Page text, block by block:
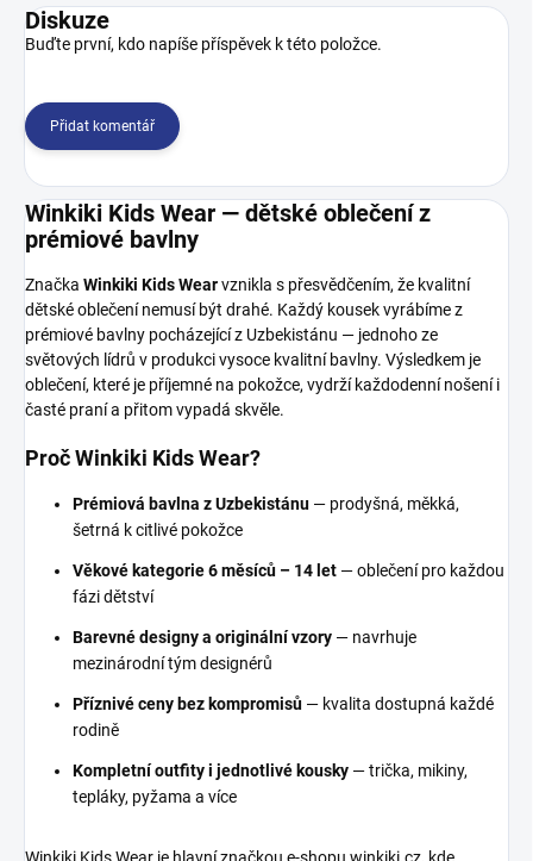
Diskuze
Buďte první, kdo napíše příspěvek k této položce.
Přidat komentář
Winkiki Kids Wear — dětské oblečení z
prémiové bavlny
Značka Winkiki Kids Wearvznikla s přesvědčením, že kvalitní
dětské oblečení nemusí být drahé. Každý kousek vyrábíme z
prémiové bavlny pocházející z Uzbekistánu — jednoho ze
světových lídrů v produkci vysoce kvalitní bavlny. Výsledkem je
oblečení, které je příjemné na pokožce, vydrží každodenní nošení i
časté praní a přitom vypadá skvěle.
Proč Winkiki Kids Wear?
Prémiová bavlna z Uzbekistánu — prodyšná, měkká,
šetrná k citlivé pokožce
Věkové kategorie 6 měsíců – 14 let — oblečení pro každou
fázi dětství
Barevné designy a originální vzory — navrhuje
mezinárodní tým designérů
Příznivé ceny bez kompromisů — kvalita dostupná každé
rodině
Kompletní outfity i jednotlivé kousky — trička, mikiny,
tepláky, pyžama a více